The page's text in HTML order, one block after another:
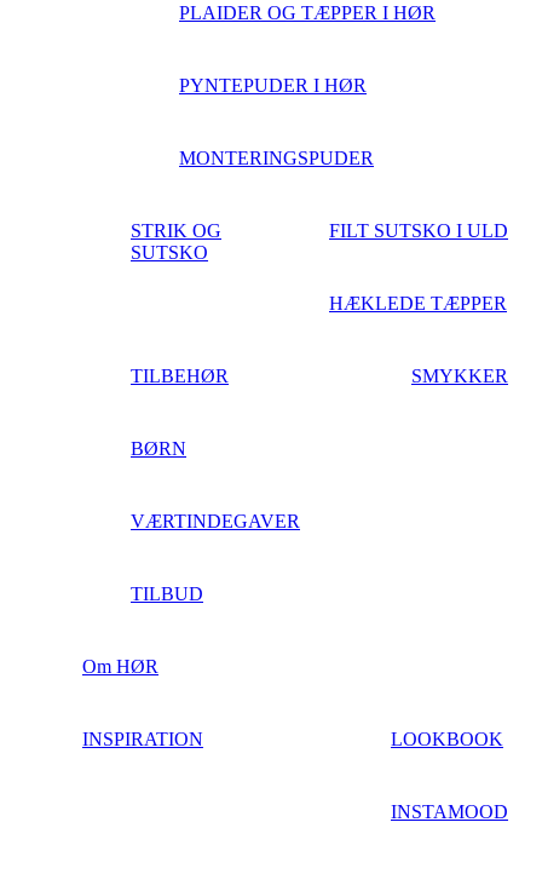
PLAIDER OG TÆPPER I HØR
PYNTEPUDER I HØR
MONTERINGSPUDER
STRIK OG
SUTSKO
FILT SUTSKO I ULD
HÆKLEDE TÆPPER
TILBEHØR SMYKKER
BØRN
VÆRTINDEGAVER
TILBUD
Om HØR
INSPIRATION LOOKBOOK
INSTAMOOD